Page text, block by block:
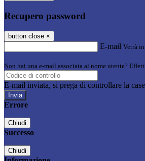
Recupero password
button close ×
E-mail Verrà
Non hai una e-mail associata al nome utente?
E-mail inviata, si prega di controllare la
Errore
Chiudi
Successo
Chiudi